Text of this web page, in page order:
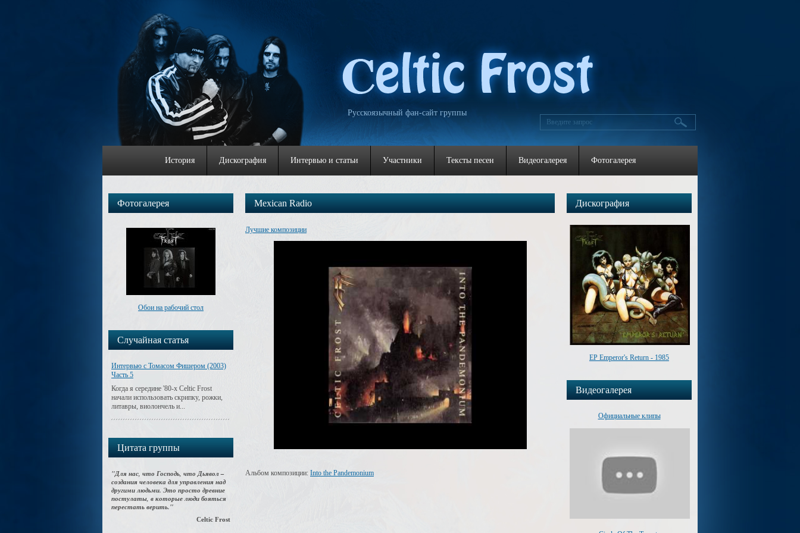
Русскоязычный фан-сайт группы
История Дискография Интервью и статьи Участники Тексты песен Видеогалерея Фотогалерея
Фотогалерея
Обои на рабочий стол
Случайная статья
Интервью с Томасом Фишером (2003)
Часть 5
Когда я середине '80-х Celtic Frost
начали использовать скрипку, рожки,
литавры, виолончель и...
Цитата группы
"Для нас, что Господь, что Дьявол –
создания человека для управления над
другими людьми. Это просто древние
постулаты, в которые люди бояться
перестать верить."
Celtic Frost
Mexican Radio
Лучшие композиции
Альбом композиции: Into the Pandemonium
Дискография
EP Emperor's Return - 1985
Видеогалерея
Официальные клипы